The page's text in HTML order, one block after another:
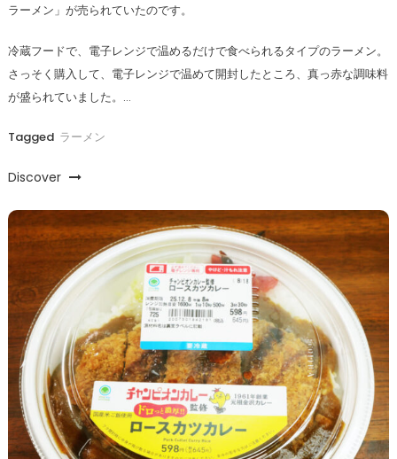
ラーメン」が売られていたのです。
冷蔵フードで、電子レンジで温めるだけで食べられるタイプのラーメン。
さっそく購入して、電子レンジで温めて開封したところ、真っ赤な調味料
が盛られていました。…
Tagged ラーメン
Discover